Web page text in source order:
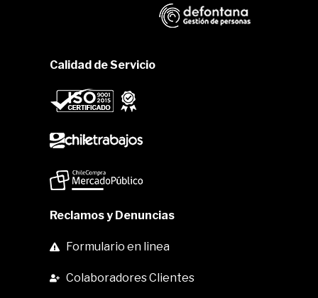
Calidad de Servicio
Reclamos y Denuncias
Formulario en linea
Colaboradores Clientes